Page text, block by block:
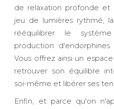
de relaxation profonde et
jeu de lumières rythmé,
rééquilibrer le
production
Vous offrez ainsi un
retrouver son équilibre
soi-même et libérer ses
Enfin, et parce qu'on